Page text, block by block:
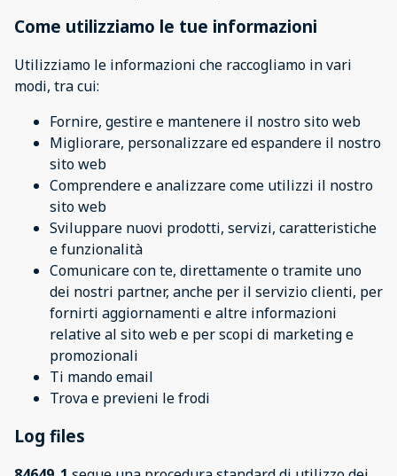
Come utilizziamo le tue informazioni
Utilizziamo le informazioni che raccogliamo in vari
modi, tra cui:
Fornire, gestire e mantenere il nostro sito web
Migliorare, personalizzare ed espandere il nostro
sito web
Comprendere e analizzare come utilizzi il nostro
sito web
Sviluppare nuovi prodotti, servizi, caratteristiche
e funzionalità
Comunicare con te, direttamente o tramite uno
dei nostri partner, anche per il servizio clienti, per
fornirti aggiornamenti e altre informazioni
relative al sito web e per scopi di marketing e
promozionali
Ti mando email
Trova e previeni le frodi
Log files